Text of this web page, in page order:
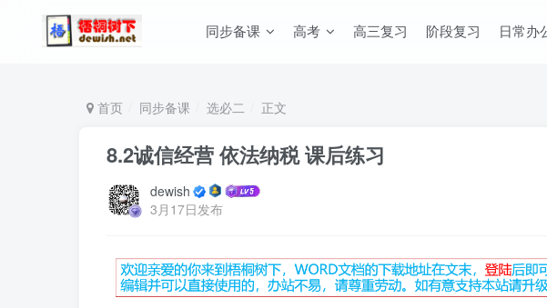
同步备课 高考 高三复习 阶段复习 日常办
首页 同步备课 选必二 正文
8.2诚信经营 依法纳税 课后练习
dewish
3月17日发布